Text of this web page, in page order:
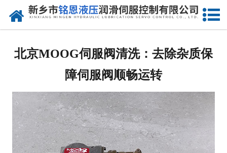
网站首页
新闻动态
资质荣誉
维修现场
北京MOOG伺服阀清洗：去除杂质保
障伺服阀顺畅运转